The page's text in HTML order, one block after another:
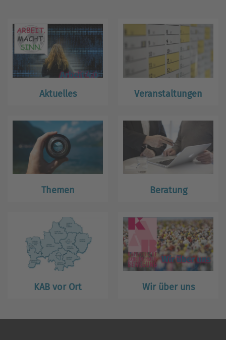
Aktuelles Veranstaltungen
Themen Beratung
KAB vor Ort Wir über uns